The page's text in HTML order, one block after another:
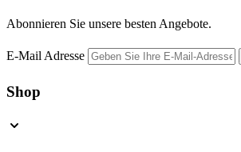
Abonnieren Sie unsere besten Angebote.
E-Mail Adresse
Shop